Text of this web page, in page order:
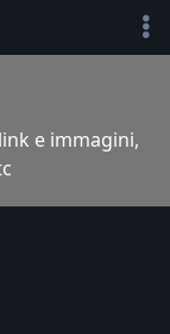
e immagini,